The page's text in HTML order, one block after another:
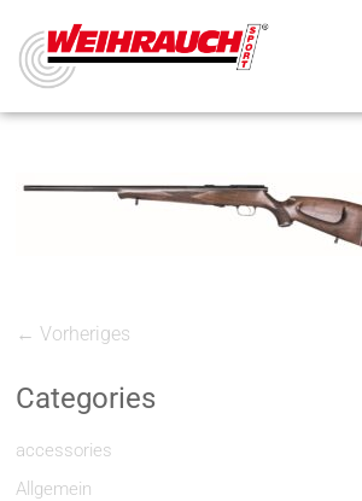
← Vorheriges
Categories
accessories
Allgemein